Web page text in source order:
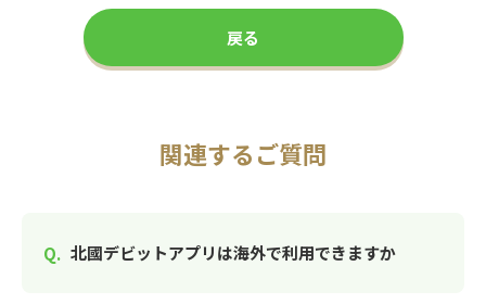
戻る
関連するご質問
北國デビットアプリは海外で利用できますか